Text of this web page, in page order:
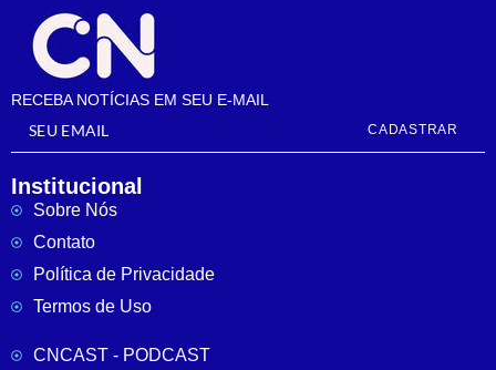
RECEBA NOTÍCIAS EM SEU E-MAIL
CADASTRAR
Institucional
Sobre Nós
Contato
Política de Privacidade
Termos de Uso
CNCAST - PODCAST